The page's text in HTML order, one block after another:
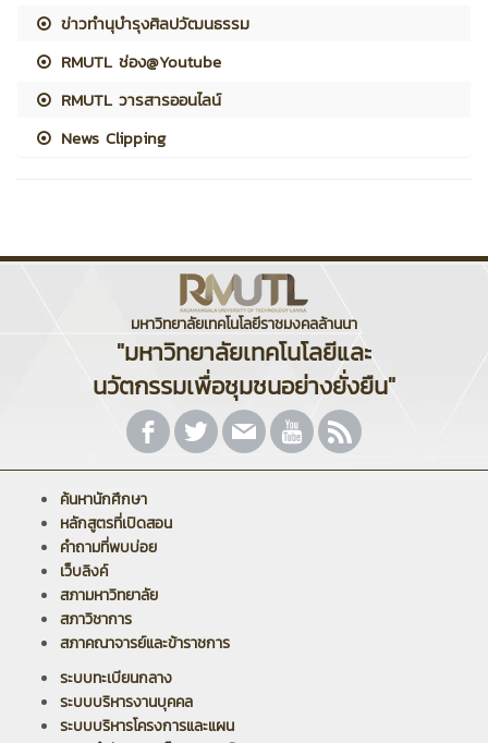
ข่าวทำนุบำรุงศิลปวัฒนธรรม
RMUTL ช่อง@Youtube
RMUTL วารสารออนไลน์
News Clipping
มหาวิทยาลัยเทคโนโลยีราชมงคลล้านนา
"มหาวิทยาลัยเทคโนโลยีและ
นวัตกรรมเพื่อชุมชนอย่างยั่งยืน"
ค้นหานักศึกษา
หลักสูตรที่เปิดสอน
คำถามที่พบบ่อย
เว็บลิงค์
สภามหาวิทยาลัย
สภาวิชาการ
สภาคณาจารย์และข้าราชการ
ระบบทะเบียนกลาง
ระบบบริหารงานบุคคล
ระบบบริหารโครงการและแผน